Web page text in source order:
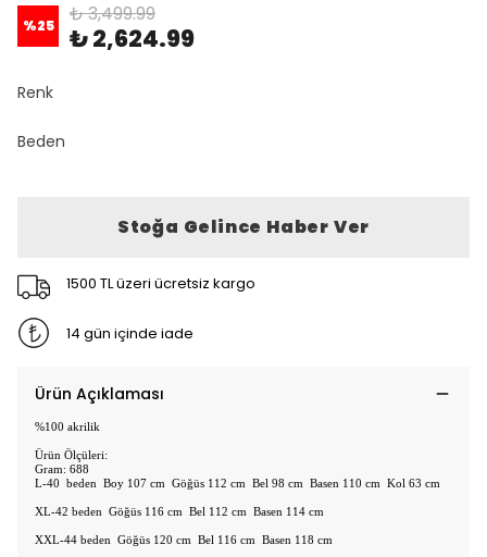
%25 ₺ 3,499.99
₺ 2,624.99
Renk
Beden
Stoğa Gelince Haber Ver
1500 TL üzeri ücretsiz kargo
14 gün içinde iade
Ürün Açıklaması
%100 akrilik
Ürün Ölçüleri:
Gram: 688
L-40 beden Boy 107 cm Göğüs 112 cm Bel 98 cm Basen 110 cm Kol 63 cm
XL-42 beden Göğüs 116 cm Bel 112 cm Basen 114 cm
XXL-44 beden Göğüs 120 cm Bel 116 cm Basen 118 cm